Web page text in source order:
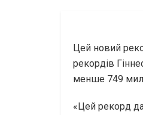
Цей новий
рекордів
менше 749
«Цей рекорд